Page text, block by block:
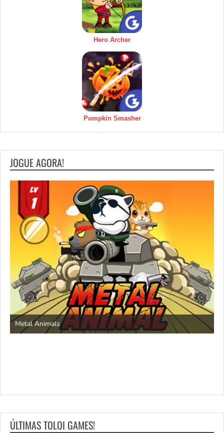
Hero Archer
Pumpkin Smasher
JOGUE AGORA!
Metal Animals
ÚLTIMAS TOLOI GAMES!